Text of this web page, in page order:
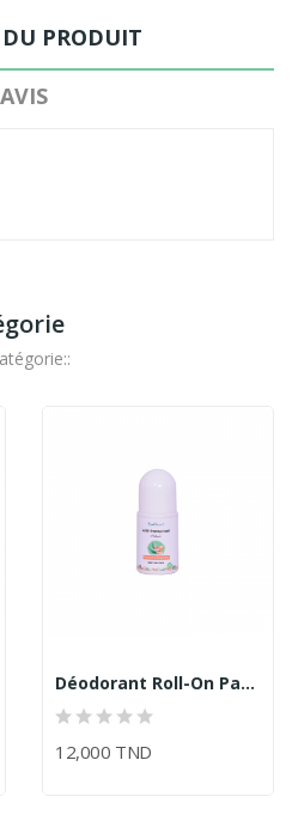
PRODUIT
AVIS
Déodorant Roll-On Patchouli Et Gingembre
12,000 TND